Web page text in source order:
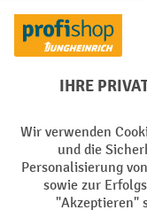
PayPal
Soziale
Impressum